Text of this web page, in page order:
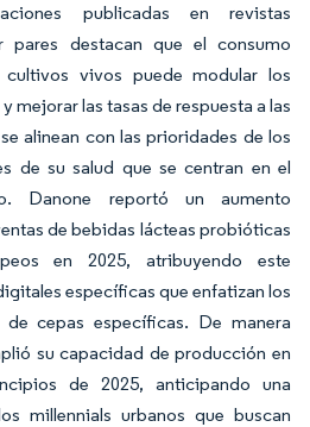
publicadas en revistas
pares destacan que el consumo
vivos puede modular los
mejorar las tasas de respuesta a las
alinean con las prioridades de los
de su salud que se centran en el
Danone reportó un aumento
de bebidas lácteas probióticas
en 2025, atribuyendo este
específicas que enfatizan los
cepas específicas. De manera
su capacidad de producción en
de 2025, anticipando una
millennials urbanos que buscan